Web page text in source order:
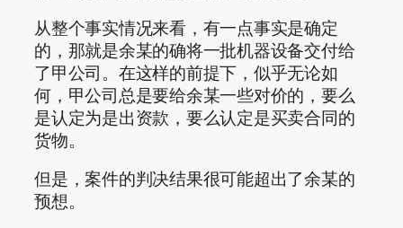
从整个事实情况来看，有一点事实是确定
的，那就是余某的确将一批机器设备交付给
了甲公司。在这样的前提下，似乎无论如
何，甲公司总是要给余某一些对价的，要么
是认定为是出资款，要么认定是买卖合同的
货物。
但是，案件的判决结果很可能超出了余某的
预想。